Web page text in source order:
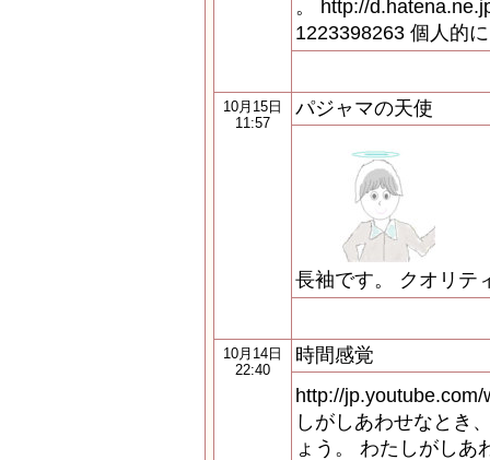
。 http://
1223398263 個人的
10月15日
11:57
パジャマの天使
長袖です。 クオリテ
10月14日
22:40
時間感覚
http://
しがしあわせなとき
ょう。 わたしがしあ